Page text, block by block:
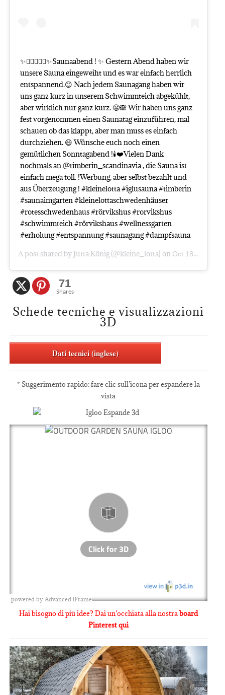
✨🧖🏼‍♀️🧖‍♂️✨Saunaabend ! ✨ Gestern Abend haben wir
unsere Sauna eingeweiht und es war einfach herrlich
entspannend.😊 Nach jedem Saunagang haben wir
uns ganz kurz in unserem Schwimmteich abgekühlt,
aber wirklich nur ganz kurz. 😬🙈 Wir haben uns ganz
fest vorgenommen einen Saunatag einzuführen, mal
schauen ob das klappt, aber man muss es einfach
durchziehen. 😄 Wünsche euch noch einen
gemütlichen Sonntagabend !🕯❤️Vielen Dank
nochmals an @timberin_scandinavia , die Sauna ist
einfach mega toll. !Werbung, aber selbst bezahlt und
aus Überzeugung ! #kleinelotta #iglusauna #timberin
#saunaimgarten #kleinelottaschwedenhäuser
#rotesschwedenhaus #rörvikshus #rorvikshus
#schwimmteich #rörvikshaus #wellnessgarten
#erholung #entspannung #saunagang #dampfsauna
A post shared byJutta König(@kleine_lotta) on Oct 18, 2020 at 9:19am PDT
71
Shares
Schede tecniche e visualizzazioni
3D
Dati tecnici (inglese)
* Suggerimento rapido: fare clic sull’icona per espandere la
vista
powered by Advanced iFrame
Hai bisogno di più idee? Dai un’occhiata alla nostraboard
Pinterest qui